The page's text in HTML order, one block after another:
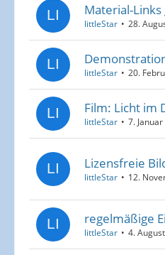
Material-
littleStar 28.
littleStar 20.
Film: Licht im
littleStar 7.
Lizensfreie
littleStar 12.
regelmäßige
littleStar 4.